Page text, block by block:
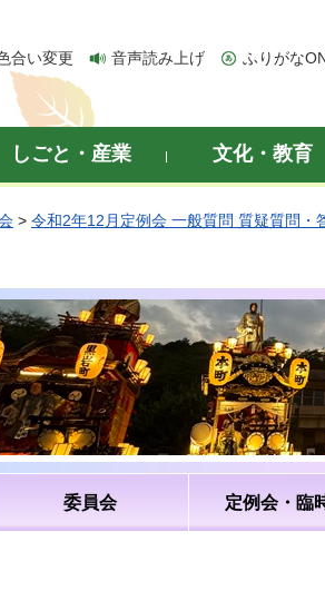
合い変更 音声読み上げ ふりがな
しごと・産業 文化・教育
> 令和2年12月定例会 一般質問 質疑質問・
委員会 定例会・臨